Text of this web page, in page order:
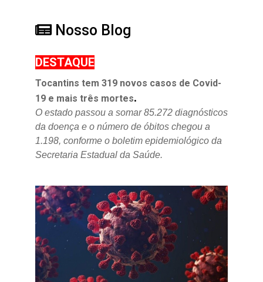
Nosso Blog
DESTAQUE
Tocantins tem 319 novos casos de Covid-
19 e mais três mortes.
O estado passou a somar 85.272 diagnósticos
da doença e o número de óbitos chegou a
1.198, conforme o boletim epidemiológico da
Secretaria Estadual da Saúde.